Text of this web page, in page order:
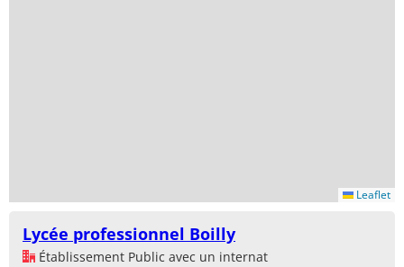
Leaflet
Lycée professionnel Boilly
Établissement Public avec un internat